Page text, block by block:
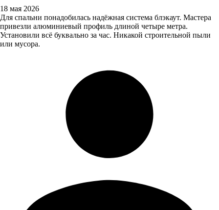
18 мая 2026
Для спальни понадобилась надёжная система блэкаут. Мастера
привезли алюминиевый профиль длиной четыре метра.
Установили всё буквально за час. Никакой строительной пыли
или мусора.